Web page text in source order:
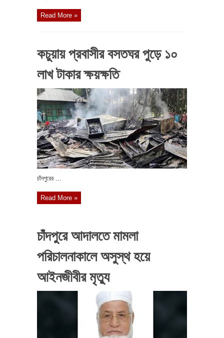
Read More »
কচুয়ায় প্রবাসীর বসতঘর পুড়ে ১০
লাখ টাকার ক্ষয়ক্ষতি
চাঁদপুরের ...
Read More »
চাঁদপুরে আদালতে মামলা
পরিচালনাকালে অসুস্থ হয়ে
আইনজীবীর মৃত্যু